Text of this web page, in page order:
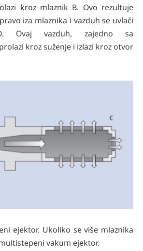
kroz mlaznik B. Ovo rezultuje
iza mlaznika i vazduh se uvlači
Ovaj vazduh, zajedno sa
kroz suženje i izlazi kroz otvor
ejektor. Ukoliko se više mlaznika
vakum ejektor.